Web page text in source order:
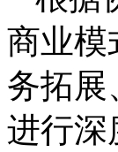
商业模
务拓展
进行深